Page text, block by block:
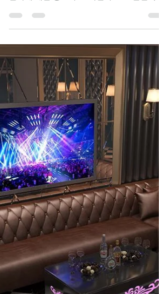
하거나 이직을 원하는 구
직자
유흥알바를 처음 하거나 이직을 원하는 구직
자들의 경우 대체 어디서, 어떻게 업소, 여자
알바에 대한 정보와 또 어떤 루트로 일면식도
없는 유흥 업소와 마담들을 찾을 수 있을 것
가? 텐프로 또는 텐카페는 여성 알바들의 시
차이가 있고 수위도 나름 다르지만 최근에는
비슷한 퀄리티를 유지하고 있으며, 유흥알바
여성 구직자들의 수위를 참을 수 있는 범주에
서 선택 되는 경우가 많아지고 있다.요즘 다
의 20대 여성들이 유흥알바를 하는 유흥알바
이런 세상이 마냥 잘못되었다고 비판할 수 만
은 없다. 밤알바 유흥알바채용 금전적인 돈이
오가는 어떠한 계층에서건, 공급가 수요는 존
재 하기 마련이고, 유흥알바채용중 흔히들 이
야기하는 지하 경제도 어느정도 자금 순환이
되어야 일자리와 생활고에 시달리는 사람들
그나마 숨통을 트일수 있기 마련이기 때문이
다. 그중에서 마사지구인 제일 퀼리티가 높
여성들의 외모와 서비스의 질이 높은 알바가